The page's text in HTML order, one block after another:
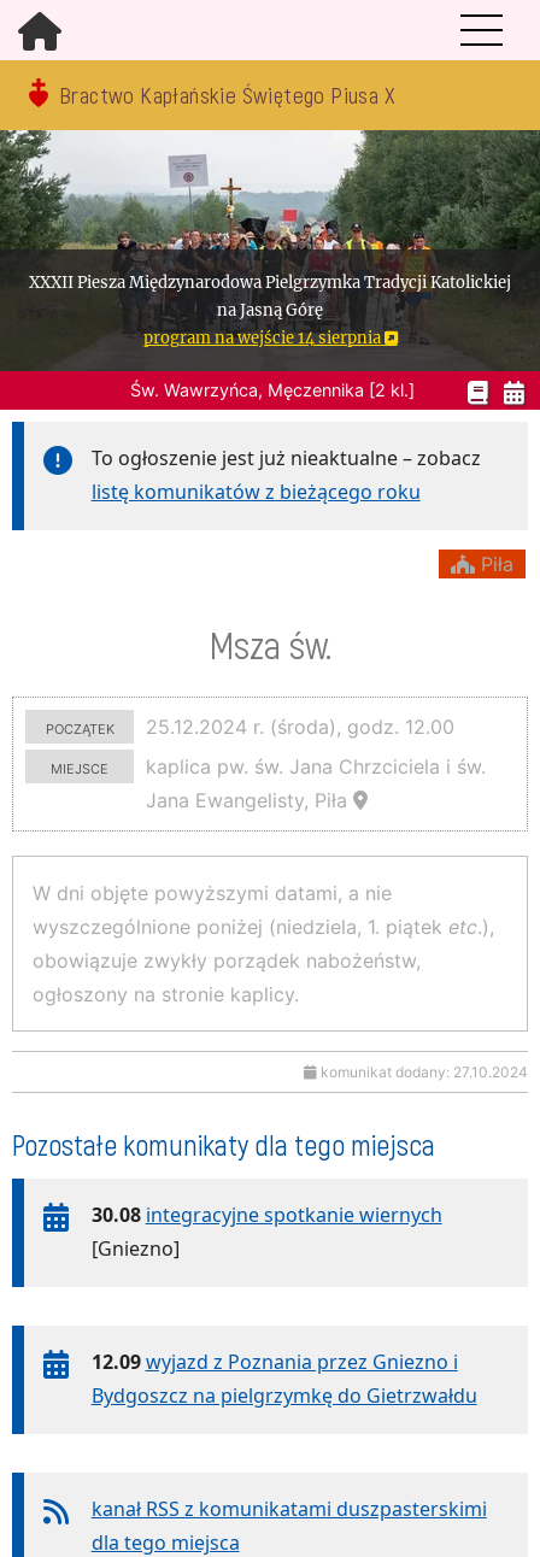
Bractwo Kapłańskie Świętego Piusa X
XXXII Piesza Międzynarodowa Pielgrzymka Tradycji Katolickiej
na Jasną Górę
program na wejście 14 sierpnia
Św. Wawrzyńca, Męczennika [2 kl.]
To ogłoszenie jest już nieaktualne – zobacz
listę komunikatów z bieżącego roku
Piła
Msza św.
początek
25.12.2024 r. (środa), godz. 12.00
miejsce
kaplica pw. św. Jana Chrzciciela i św.
Jana Ewangelisty, Piła
W dni objęte powyższymi datami, a nie
wyszczególnione poniżej (niedziela, 1. piątek etc.),
obowiązuje zwykły porządek nabożeństw,
ogłoszony na stronie kaplicy.
komunikat dodany: 27.10.2024
Pozostałe komunikaty dla tego miejsca
30.08 integracyjne spotkanie wiernych
[Gniezno]
12.09 wyjazd z Poznania przez Gniezno i
Bydgoszcz na pielgrzymkę do Gietrzwałdu
kanał RSS z komunikatami duszpasterskimi
dla tego miejsca